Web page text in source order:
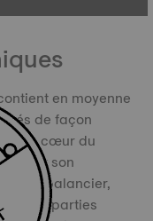
en moyenne
de façon
au cœur du
Par son
le balancier,
en parties